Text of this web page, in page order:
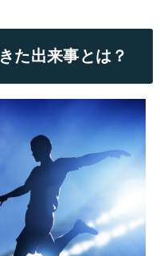
た出来事とは？